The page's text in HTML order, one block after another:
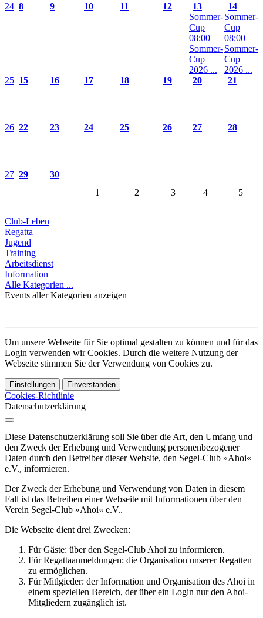
24 8 9 10 11 12
13
Sommer-
Cup
08:00
Sommer-
Cup
2026 ...
14
Sommer-
Cup
08:00
Sommer-
Cup
2026 ...
25 15 16 17 18 19 20 21
26 22 23 24 25 26 27 28
27 29
30
1
2 3 4 5
Club-Leben
Regatta
Jugend
Training
Arbeitsdienst
Information
Alle Kategorien ...
Events aller Kategorien anzeigen
Um unsere Webseite für Sie optimal gestalten zu können und für das
Login verwenden wir Cookies. Durch die weitere Nutzung der
Webseite stimmen Sie der Verwendung von Cookies zu.
Einstellungen Einverstanden
Cookies-Richtlinie
Datenschutzerklärung
Diese Datenschutzerklärung soll Sie über die Art, den Umfang und
den Zweck der Erhebung und Verwendung personenbezogener
Daten durch den Betreiber dieser Website, den Segel-Club »Ahoi«
e.V., informieren.
Der Zweck der Erhebung und Verwendung von Daten in diesem
Fall ist das Betreiben einer Webseite mit Informationen über den
Verein Segel-Club »Ahoi« e.V..
Die Webseite dient drei Zwecken:
Für Gäste: über den Segel-Club Ahoi zu informieren.
Für Regattaanmeldungen: die Organisation unserer Regatten
zu ermöglichen.
Für Mitlgieder: der Information und Organisation des Ahoi in
einem speziellen Bereich, der über ein Login nur den Ahoi-
Mitgliedern zugänglich ist.